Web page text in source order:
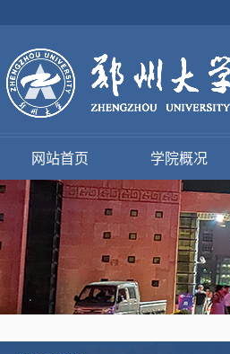
网站首页 学院概况